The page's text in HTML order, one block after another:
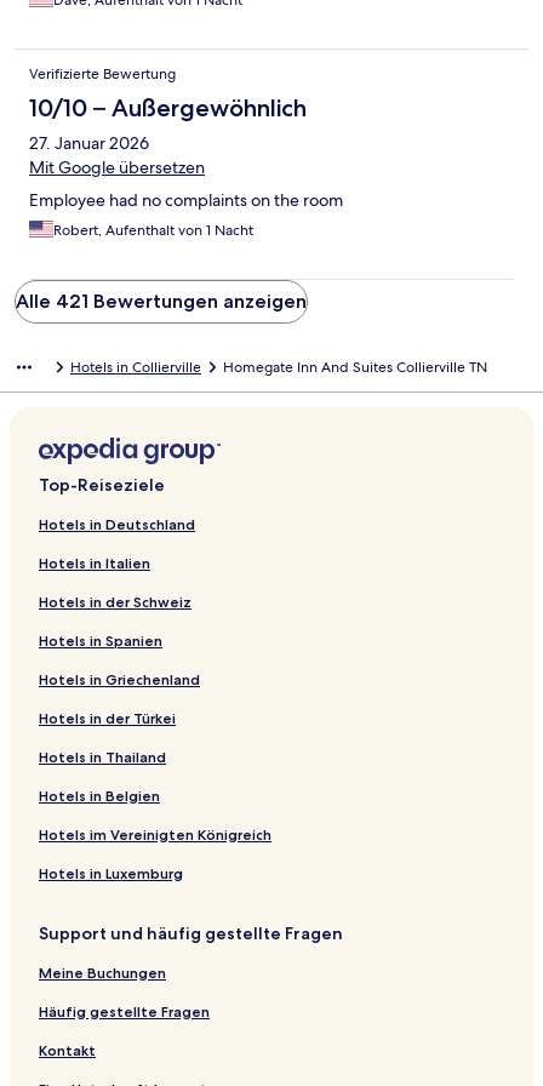
Verifizierte Bewertung
10/10 – Außergewöhnlich
27. Januar 2026
Mit Google übersetzen
Employee had no complaints on the room
Robert, Aufenthalt von 1 Nacht
Alle 421 Bewertungen anzeigen
Hotels in Collierville Homegate Inn And Suites Collierville TN
Top-Reiseziele
Hotels in Deutschland
Hotels in Italien
Hotels in der Schweiz
Hotels in Spanien
Hotels in Griechenland
Hotels in der Türkei
Hotels in Thailand
Hotels in Belgien
Hotels im Vereinigten Königreich
Hotels in Luxemburg
Support und häufig gestellte Fragen
Meine Buchungen
Häufig gestellte Fragen
Kontakt